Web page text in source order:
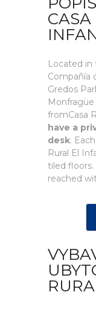
Located in
Compañía
Gredos
fromCasa
have a
desk.
Rural El
tiled floors.
reached